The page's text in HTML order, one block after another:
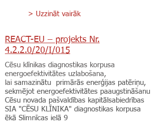
> Uzzināt vairāk
REACT-EU – projekts Nr.
4.2.2.0/20/I/015
Cēsu klīnikas diagnostikas korpusa
energoefektivitātes uzlabošana,
lai samazinātu primārās enerģijas patēriņu,
sekmējot energoefektivitātes paaugstināšanu
Cēsu novada pašvaldības kapitālsabiedrības
SIA "CĒSU KLĪNIKA" diagnostikas korpusa
ēkā Slimnīcas ielā 9